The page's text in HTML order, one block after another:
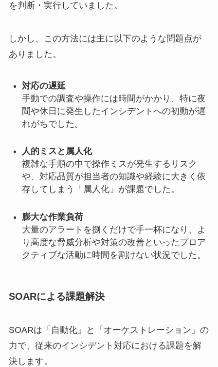
を判断・実行していました。
しかし、この方法には主に以下のような問題点が
ありました。
対応の遅延
手動での調査や操作には時間がかかり、特に夜
間や休日に発生したインシデントへの初動が遅
れがちでした。
人的ミスと属人化
複雑な手順の中で操作ミスが発生するリスク
や、対応品質が担当者の知識や経験に大きく依
存してしまう「属人化」が課題でした。
膨大な作業負荷
大量のアラートを捌くだけで手一杯になり、よ
り高度な脅威分析や対策の改善といったプロア
クティブな活動に時間を割けない状況でした。
SOARによる課題解決
SOARは「自動化」と「オーケストレーション」の
力で、従来のインシデント対応における課題を解
決します。